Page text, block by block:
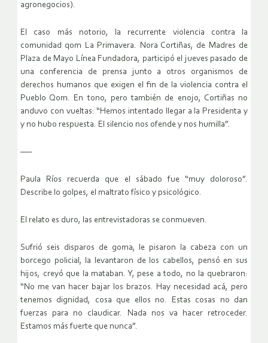
agronegocios).
El caso más notorio, la recurrente violencia contra la
comunidad qom La Primavera. Nora Cortiñas, de Madres de
Plaza de Mayo Línea Fundadora, participó el jueves pasado de
una conferencia de prensa junto a otros organismos de
derechos humanos que exigen el fin de la violencia contra el
Pueblo Qom. En tono, pero también de enojo, Cortiñas no
anduvo con vueltas: “Hemos intentado llegar a la Presidenta y
y no hubo respuesta. El silencio nos ofende y nos humilla”.
—–
Paula Ríos recuerda que el sábado fue “muy doloroso”.
Describe lo golpes, el maltrato físico y psicológico.
El relato es duro, las entrevistadoras se conmueven.
Sufrió seis disparos de goma, le pisaron la cabeza con un
borcego policial, la levantaron de los cabellos, pensó en sus
hijos, creyó que la mataban. Y, pese a todo, no la quebraron:
“No me van hacer bajar los brazos. Hay necesidad acá, pero
tenemos dignidad, cosa que ellos no. Estas cosas no dan
fuerzas para no claudicar. Nada nos va hacer retroceder.
Estamos más fuerte que nunca”.